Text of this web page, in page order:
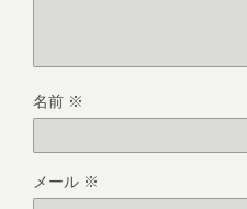
名前 ※
メール ※